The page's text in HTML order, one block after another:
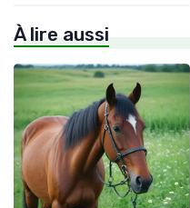
À lire aussi